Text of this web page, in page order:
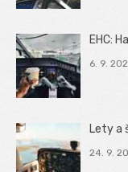
EHC:
6. 9.
Lety a
24. 9.